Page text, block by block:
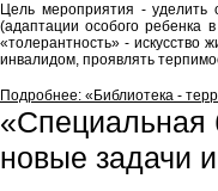
Цель мероприятия - уделить
(адаптации особого ребенка
«толерантность» - искусство
инвалидом, проявлять
Подробнее: «Библиотека -
«Специальная
новые задачи